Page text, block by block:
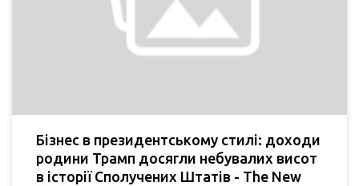
Бізнес в президентському стилі: доходи
родини Трамп досягли небувалих висот
в історії Сполучених Штатів - The New